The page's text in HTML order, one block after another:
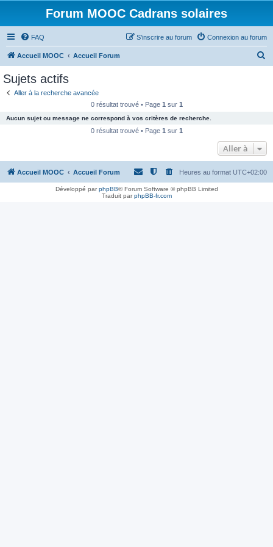
Forum MOOC Cadrans solaires
FAQ Connexion au forum
S’inscrire au forum
Accueil MOOC Accueil Forum
c
e
Sujets actifs
Aller à la recherche avancée
0 résultat trouvé • Page 1 sur 1
Aucun sujet ou message ne correspond à vos critères de recherche.
0 résultat trouvé • Page 1 sur 1
Aller à
Accueil MOOC Accueil Forum Heures au format UTC+02:00
Développé parphpBB® Forum Software © phpBB Limited
Traduit parphpBB-fr.com